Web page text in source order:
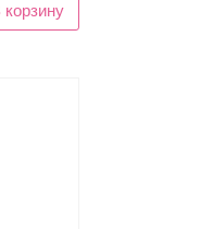
корзину